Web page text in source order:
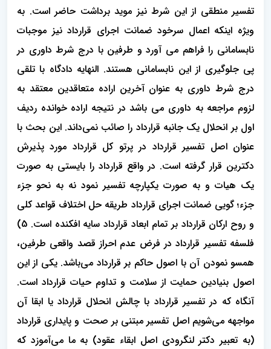
تفسیر منطقی از این شرط نیز موید برداشت حاضر است. به
ویژه اینکه اعمال سرخود ضمانت اجرای قرارداد نیز موجبات
نابسامانی را فراهم می آورد و طرفین با درج شرط داوری در
پی جلوگیری از این نابسامانی هستند. النهایه دادگاه با تلقی
درج شرط داوری به عنوان آخرین اراده متعاقدین معتقد به
لزوم مراجعه به داوری می باشد در نتیجه اراده خوانده ردیف
اول بر انحلال یک جانبه قرارداد را صائب نمی‌داند. این بحث با
عنوان اصل تفسیر قرارداد در پرتو کل قرارداد مورد پذیرش
دکترین قرار گرفته است. در واقع قرارداد را بایستی به صورت
یک هیات و به صورت یکپارچه تفسیر نمود نه به نحو جزء
جزء؛ گویی ضمانت اجرای قرارداد طریقه حل اختلاف قواعد کلی
و روح ارکان قرارداد بر تمام ابعاد قرارداد سایه افکنده است. 5)
فلسفه تفسیر قرارداد در فرض عدم احراز قصد واقعی طرفین،
همسو نمودن آن با اصول حاکم بر قرارداد می‌باشد. یکی از این
اصول بنیادین حمایت از سلامت و تداوم حیات قرارداد است.
آنگاه که در تفسیر قرارداد با چالش انحلال قرارداد یا ابقا آن
مواجهه می‌شویم اصل تفسیر مبتنی بر صحت و پایداری قرارداد
(به تعبیر دکتر لنگرودی اصل ابقاء عقود) به ما می‌آموزد که